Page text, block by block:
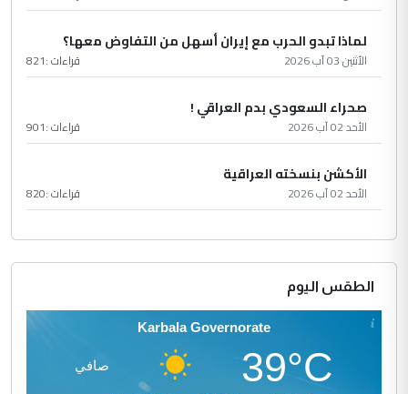
لماذا تبدو الحرب مع إيران أسهل من التفاوض معها؟
الأثنين 03 آب 2026 قراءات :821
صحراء السعودي بدم العراقي !
الأحد 02 آب 2026 قراءات :901
الأكشن بنسخته العراقية
الأحد 02 آب 2026 قراءات :820
الطقس اليوم
Karbala Governorate
39°C صافي